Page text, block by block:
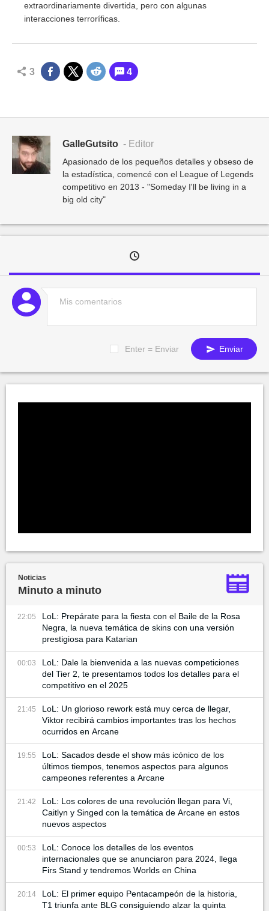
extraordinariamente divertida, pero con algunas
interacciones terroríficas.
3 4
GalleGutsito - Editor
Apasionado de los pequeños detalles y obseso de
la estadística, comencé con el League of Legends
competitivo en 2013 - "Someday I'll be living in a
big old city"
Enter = Enviar Enviar
Noticias
Minuto a minuto
22:05
LoL: Prepárate para la fiesta con el Baile de la Rosa
Negra, la nueva temática de skins con una versión
prestigiosa para Katarian
00:03
LoL: Dale la bienvenida a las nuevas competiciones
del Tier 2, te presentamos todos los detalles para el
competitivo en el 2025
21:45
LoL: Un glorioso rework está muy cerca de llegar,
Viktor recibirá cambios importantes tras los hechos
ocurridos en Arcane
19:55
LoL: Sacados desde el show más icónico de los
últimos tiempos, tenemos aspectos para algunos
campeones referentes a Arcane
21:42
LoL: Los colores de una revolución llegan para Vi,
Caitlyn y Singed con la temática de Arcane en estos
nuevos aspectos
00:53
LoL: Conoce los detalles de los eventos
internacionales que se anunciaron para 2024, llega
Firs Stand y tendremos Worlds en China
20:14
LoL: El primer equipo Pentacampeón de la historia,
T1 triunfa ante BLG consiguiendo alzar la quinta